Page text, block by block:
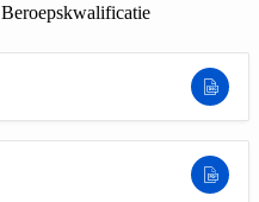
Beroepskwalificatie